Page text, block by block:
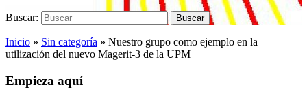
Buscar: Buscar
Inicio » Sin categoría » Nuestro grupo como ejemplo en la
utilización del nuevo Magerit-3 de la UPM
Empieza aquí